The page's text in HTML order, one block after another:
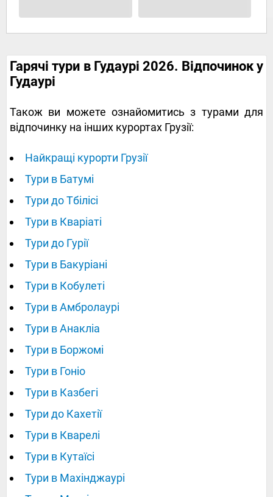
Гарячі тури в Гудаурі 2026. Відпочинок у
Гудаурі
Також ви можете ознайомитись з турами для
відпочинку на інших курортах Грузії:
Найкращі курорти Грузії
Тури в Батумі
Тури до Тбілісі
Тури в Кваріаті
Тури до Гурії
Тури в Бакуріані
Тури в Кобулеті
Тури в Амбролаурі
Тури в Анакліа
Тури в Боржомі
Тури в Гоніо
Тури в Казбегі
Тури до Кахетії
Тури в Кварелі
Тури в Кутаїсі
Тури в Махінджаурі